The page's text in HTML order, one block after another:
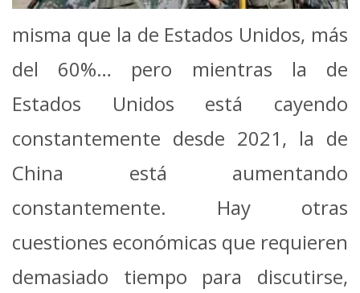
misma que la de Estados Unidos, más
del 60%… pero mientras la de
Estados Unidos está cayendo
constantemente desde 2021, la de
China está aumentando
constantemente. Hay otras
cuestiones económicas que requieren
demasiado tiempo para discutirse,